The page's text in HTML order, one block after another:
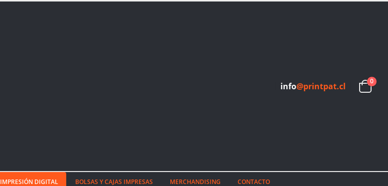
info@printpat.cl 0
IMPRESIÓN DIGITAL BOLSAS Y CAJAS IMPRESAS MERCHANDISING CONTACTO